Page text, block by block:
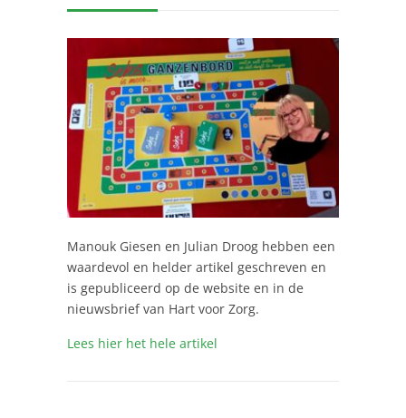
Manouk Giesen en Julian Droog hebben een
waardevol en helder artikel geschreven en
is gepubliceerd op de website en in de
nieuwsbrief van Hart voor Zorg.
Lees hier het hele artikel